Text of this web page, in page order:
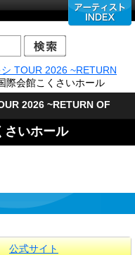
TOUR 2026 ~RETURN
際会館こくさいホール
2026 ~RETURN OF
さいホール
公式サイト